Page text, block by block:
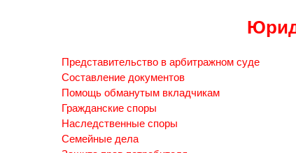
Представительство в арбитражном суде
Составление документов
Помощь обманутым вкладчикам
Гражданские споры
Наследственные споры
Семейные дела